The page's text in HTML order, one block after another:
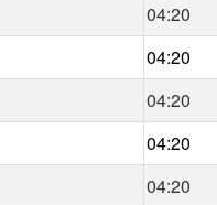
04:20
04:20
04:20
04:20
04:20